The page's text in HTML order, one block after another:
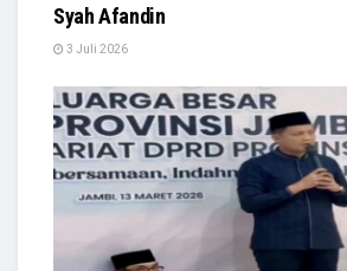
Syah Afandin
3 Juli 2026